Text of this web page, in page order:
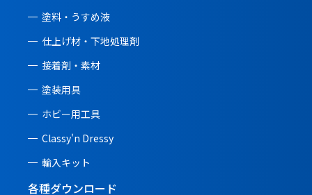
塗料・うすめ液
仕上げ材・下地処理剤
接着剤・素材
塗装用具
ホビー用工具
Classy'n Dressy
輸入キット
各種ダウンロード